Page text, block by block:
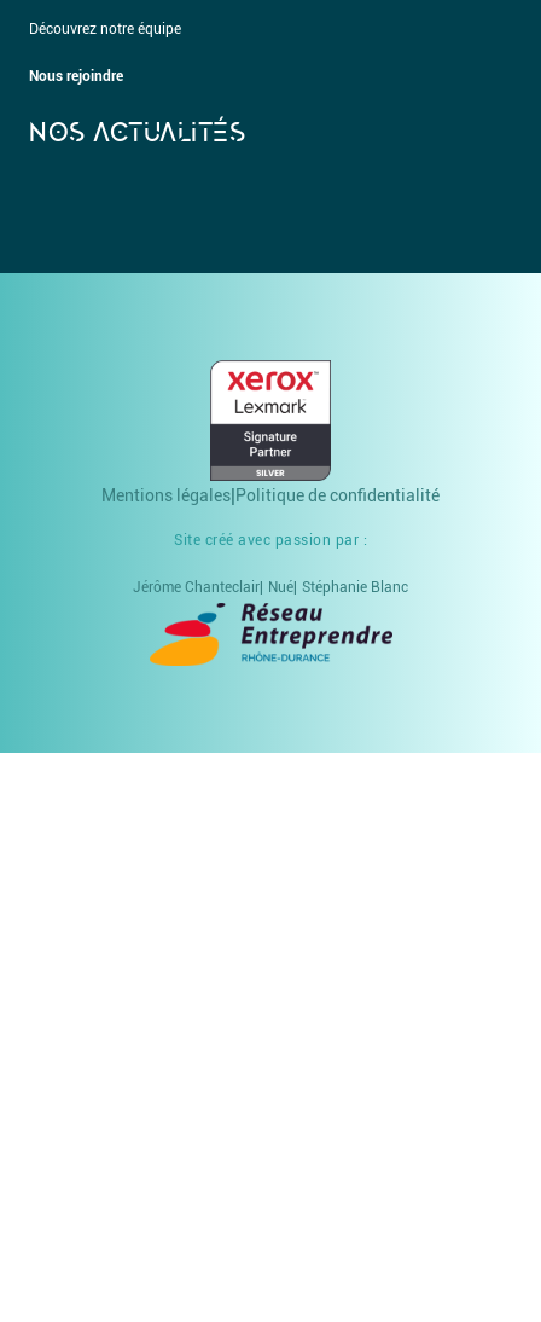
Découvrez notre équipe
Nous rejoindre
NOS ACTUALITÉS
Mentions légales Politique de confidentialité
Site créé avec passion par :
Jérôme Chanteclair Nué Stéphanie Blanc